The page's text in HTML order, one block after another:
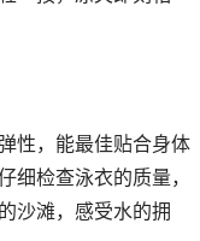
性，能最佳贴合身体
细检查泳衣的质量，
沙滩，感受水的拥